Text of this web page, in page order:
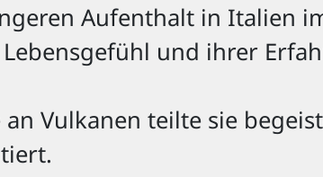
Aufenthalt in Italien
und ihrer
Vulkanen teilte sie